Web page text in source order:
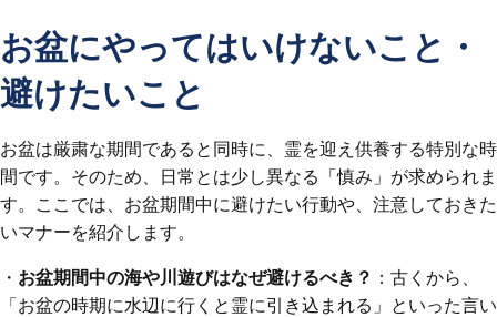
お盆にやってはいけないこと・
避けたいこと
お盆は厳粛な期間であると同時に、霊を迎え供養する特別な時
間です。そのため、日常とは少し異なる「慎み」が求められま
す。ここでは、お盆期間中に避けたい行動や、注意しておきた
いマナーを紹介します。
・ お盆期間中の海や川遊びはなぜ避けるべき？ ：古くから、
「お盆の時期に水辺に行くと霊に引き込まれる」といった言い